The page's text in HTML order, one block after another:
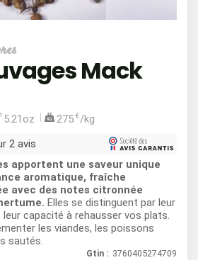
Mack
5.21oz 275 €/kg
2 avis
2
0
0
0
apportent une saveur unique
aromatique, fraîche
avec des notes citronnée
Elles se distinguent par leur
capacité à rehausser vos plats.
les viandes, les poissons
sautés.
Gtin : 3760405274709